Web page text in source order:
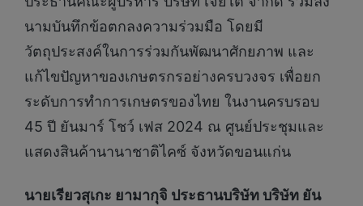
นามบันทึกข้อตกลงความร่วมมือ โดยมี
วัตถุประสงค์ในการร่วมกันพัฒนาศักยภาพ และ
แก้ไขปัญหาของเกษตรกรอย่างครบวงจร เพื่อยก
ระดับการทำการเกษตรของไทย ในงานครบรอบ
45 ปี ยันมาร์ โชว์ เฟส 2024 ณ ศูนย์ประชุมและ
แสดงสินค้านานาชาติไคซ์ จังหวัดขอนแก่น
นายเรียวสุเกะ ยามากุจิ ประธานบริษัท บริษัท ยัน